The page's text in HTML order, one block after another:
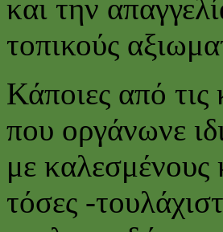
και την
τοπικούς
Κάποιες από τις
που οργάνωνε
με καλεσμένους
τόσες -